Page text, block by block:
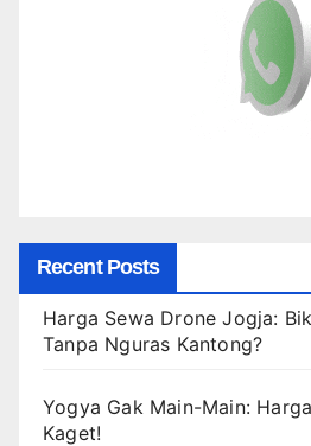
Recent Posts
Harga Sewa Drone Jogja:
Tanpa Nguras Kantong?
Yogya Gak Main-Main:
Kaget!